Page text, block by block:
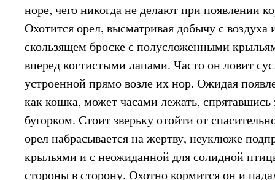
норе, чего никогда не делают при появлении
Охотится орел, высматривая добычу с воздуха
скользящем броске с полусложенными
вперед когтистыми лапами. Часто он ловит
устроенной прямо возле их нор. Ожидая
как кошка, может часами лежать, спрятавшись
бугорком. Стоит зверьку отойти от
орел набрасывается на жертву, неуклюже
крыльями и с неожиданной для солидной
стороны в сторону. Охотно кормится он и